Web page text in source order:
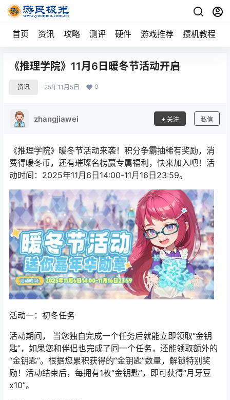
首页 资讯 攻略 测评 硬件 游戏推荐 攒机教程
《推理学院》11月6日暖冬节活动开启
资讯 25年11月5日 0
zhangjiawei 关注 私信
《推理学院》暖冬节活动来袭！积分争霸抽稀有奖励，消
费得暖冬币，还有璀璨名榜赢专属福利，快来加入吧！活
动时间：2025年11月6日14:00-11月16日23:59。
活动一：初冬任务
活动期间， 当您独自完成一个任务后就能立即领取“金钥
匙”，如果您和伴侣也完成了同一个任务，还能领取额外的
“金钥匙”。根据您累积获得的“金钥匙”数量，解锁特别奖
励！活动结束后，每拥有1枚“金钥匙”，即可获得“月牙豆
x10”。